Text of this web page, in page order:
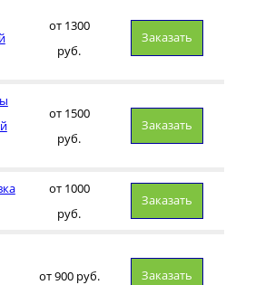
от 1300
руб.
Заказать
от 1500
руб.
Заказать
от 1000
руб.
Заказать
от 900 руб. Заказать